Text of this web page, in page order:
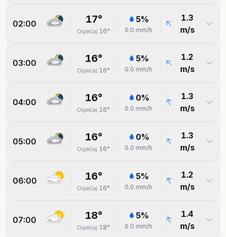
02:00 17°
Osjećaj 16°
5%
0.0 mm/h
1.3
m/s
03:00 16°
Osjećaj 16°
5%
0.0 mm/h
1.2
m/s
04:00 16°
Osjećaj 16°
0%
0.0 mm/h
1.3
m/s
05:00 16°
Osjećaj 16°
0%
0.0 mm/h
1.3
m/s
06:00 16°
Osjećaj 16°
5%
0.0 mm/h
1.2
m/s
07:00 18°
Osjećaj 18°
5%
0.0 mm/h
1.4
m/s